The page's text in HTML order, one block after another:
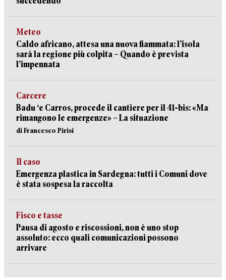
Meteo
Caldo africano, attesa una nuova fiammata: l’isola
sarà la regione più colpita – Quando è prevista
l’impennata
Carcere
Badu ‘e Carros, procede il cantiere per il 41-bis: «Ma
rimangono le emergenze» – La situazione
di Francesco Pirisi
Il caso
Emergenza plastica in Sardegna: tutti i Comuni dove
è stata sospesa la raccolta
Fisco e tasse
Pausa di agosto e riscossioni, non è uno stop
assoluto: ecco quali comunicazioni possono
arrivare